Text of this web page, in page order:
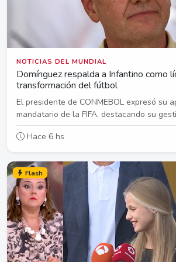
NOTICIAS DEL MUNDIAL
Domínguez respalda a Infantino como
transformación del fútbol
El presidente de CONMEBOL expresó su
mandatario de la FIFA, destacando su
Hace 6 hs
Flash